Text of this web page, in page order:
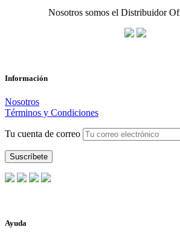
Nosotros somos el Distribuidor
Información
Nosotros
Términos y Condiciones
Tu cuenta de correo
Ayuda